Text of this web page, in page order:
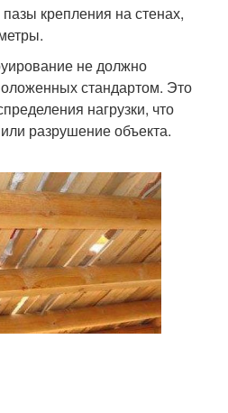
крепления на стенах,
не должно
стандартом. Это
нагрузки, что
разрушение объекта.